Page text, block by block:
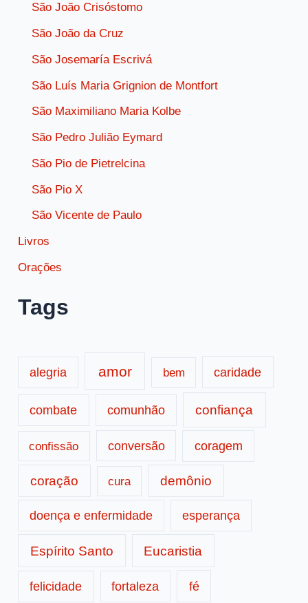
São João Crisóstomo
São João da Cruz
São Josemaría Escrivá
São Luís Maria Grignion de Montfort
São Maximiliano Maria Kolbe
São Pedro Julião Eymard
São Pio de Pietrelcina
São Pio X
São Vicente de Paulo
Livros
Orações
Tags
alegria amor bem caridade
combate comunhão confiança
confissão conversão coragem
coração cura demônio
doença e enfermidade esperança
Espírito Santo Eucaristia
felicidade fortaleza fé